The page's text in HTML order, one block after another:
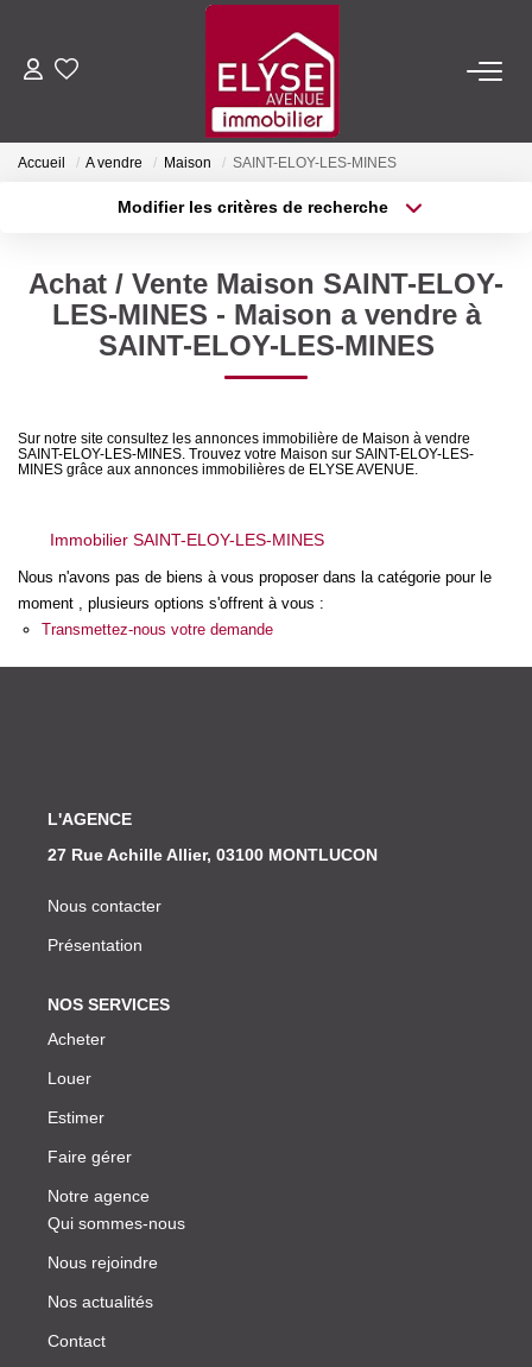
ACHETER
FAIRE GÉRER
Qui Sommes-Nous
Nos Actualités
CONTACT
Accueil A vendre Maison SAINT-ELOY-LES-MINES
Modifier les critères de recherche
Sélectionnez...
Type de bien
Achat / Vente Maison SAINT-ELOY-
LES-MINES - Maison a vendre à
SAINT-ELOY-LES-MINES
Sur notre site consultez les annonces immobilière de Maison à vendre
SAINT-ELOY-LES-MINES. Trouvez votre Maison sur SAINT-ELOY-LES-
MINES grâce aux annonces immobilières de ELYSE AVENUE.
Immobilier SAINT-ELOY-LES-MINES
Nous n'avons pas de biens à vous proposer dans la catégorie pour le
moment , plusieurs options s'offrent à vous :
Transmettez-nous votre demande
L'AGENCE
27 Rue Achille Allier, 03100 MONTLUCON
Nous contacter
Présentation
NOS SERVICES
Acheter
Louer
Estimer
Faire gérer
Notre agence
Qui sommes-nous
Nous rejoindre
Nos actualités
Contact